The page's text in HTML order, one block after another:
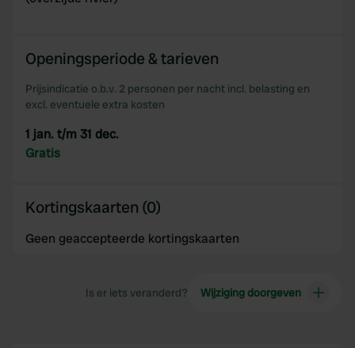
Openingsperiode & tarieven
Prijsindicatie o.b.v. 2 personen per nacht incl. belasting en
excl. eventuele extra kosten
1 jan. t/m 31 dec.
Gratis
Kortingskaarten (0)
Geen geaccepteerde kortingskaarten
Is er iets veranderd? Wijziging doorgeven